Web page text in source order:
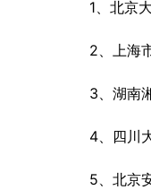
1、北京
2、上海
3、湖南
4、四川
5、北京